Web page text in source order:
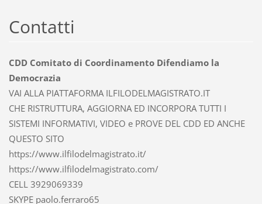
Contatti
CDD Comitato di Coordinamento Difendiamo la
Democrazia
VAI ALLA PIATTAFORMA ILFILODELMAGISTRATO.IT
CHE RISTRUTTURA, AGGIORNA ED INCORPORA TUTTI I
SISTEMI INFORMATIVI, VIDEO e PROVE DEL CDD ED ANCHE
QUESTO SITO
https://www.ilfilodelmagistrato.it/
https://www.ilfilodelmagistrato.com/
CELL 3929069339
SKYPE paolo.ferraro65